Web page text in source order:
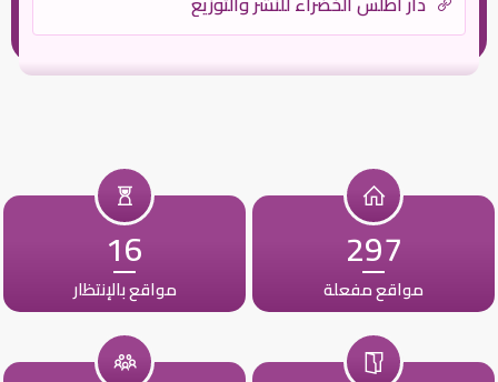
297
مواقع مفعلة
16
مواقع بالإنتظار